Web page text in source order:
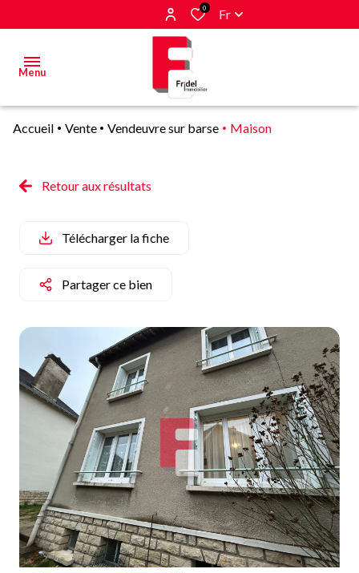
0 Fr
Menu
Estimer
vendus
Qui
sommes-
nous
Accueil Vente Vendeuvre sur barse Maison
Retour aux résultats
Télécharger la fiche
Partager ce bien